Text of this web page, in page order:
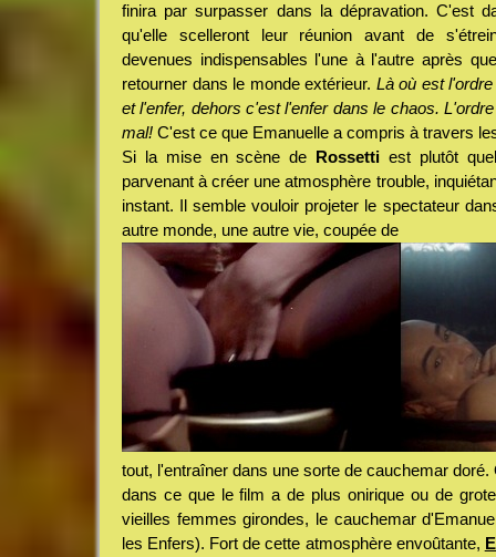
finira par surpasser dans la dépravation. C'est
qu'elle scelleront leur réunion avant de
devenues indispensables l'une à l'autre après
retourner dans le monde extérieur. Là où est
et l'enfer, dehors c'est l'enfer dans le chaos.
mal! C'est ce que Emanuelle a compris à travers
Si la mise en scène de Rossetti est plutôt
parvenant à créer une atmosphère trouble,
instant. Il semble vouloir projeter le spectateur
autre monde, une autre vie, coupée de
tout, l'entraîner dans une sorte de cauchemar
dans ce que le film a de plus onirique ou de
vieilles femmes girondes, le cauchemar
les Enfers). Fort de cette atmosphère envoûtante,